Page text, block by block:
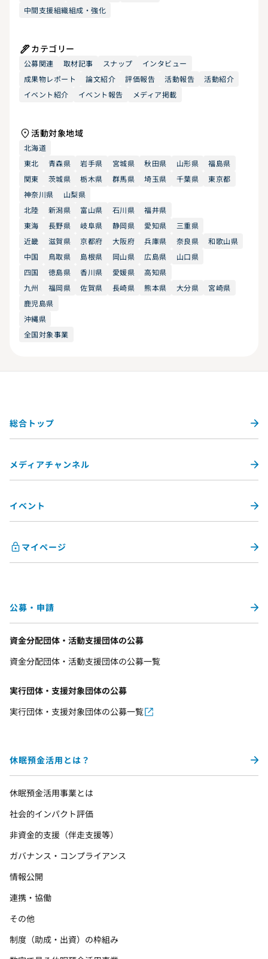
中間支援組織組成・強化
カテゴリー
公募関連 取材記事 スナップ
インタビュー
成果物レポート
論文紹介 評価報告 活動報告
活動紹介
イベント紹介
イベント報告 メディア掲載
活動対象地域
北海道
東北
青森県 岩手県 宮城県 秋田県 山形県
福島県
関東
茨城県 栃木県 群馬県 埼玉県 千葉県
東京都
神奈川県
山梨県
北陸
新潟県 富山県 石川県
福井県
東海
長野県 岐阜県 静岡県 愛知県
三重県
近畿
滋賀県 京都府 大阪府 兵庫県 奈良県
和歌山県
中国
鳥取県 島根県 岡山県 広島県
山口県
四国
徳島県 香川県 愛媛県
高知県
九州
福岡県 佐賀県 長崎県 熊本県 大分県
宮崎県
鹿児島県
沖縄県
全国対象事業
総合トップ
メディアチャンネル
イベント
マイページ
公募・申請
資金分配団体・活動支援団体の公募
資金分配団体・活動支援団体の公募一覧
実行団体・支援対象団体の公募
実行団体・支援対象団体の公募一覧
休眠預金活用とは？
休眠預金活用事業とは
社会的インパクト評価
非資金的支援（伴走支援等）
ガバナンス・コンプライアンス
情報公開
連携・協働
その他
制度（助成・出資）の枠組み